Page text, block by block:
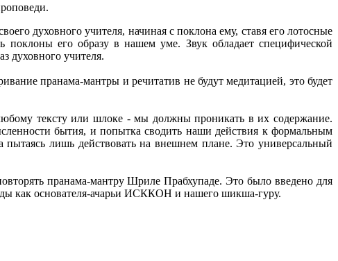
духовного учителя, начиная с поклона ему, ставя его лотосные
поклоны его образу в нашем уме. Звук обладает специфической
духовного учителя.
пранама-мантры и речитатив не будут медитацией, это будет
тексту или шлоке - мы должны проникать в их содержание.
бытия, и попытка сводить наши действия к формальным
лишь действовать на внешнем плане. Это универсальный
пранама-мантру Шриле Прабхупаде. Это было введено для
как основателя-ачарьи ИСККОН и нашего шикша-гуру.